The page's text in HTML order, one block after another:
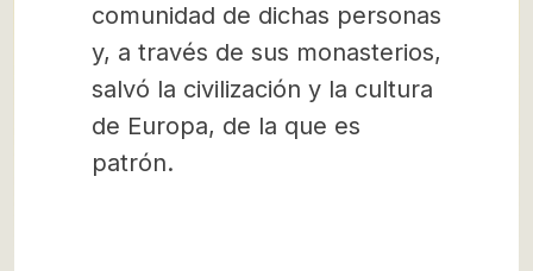
comunidad de dichas personas
y, a través de sus monasterios,
salvó la civilización y la cultura
de Europa, de la que es
patrón.